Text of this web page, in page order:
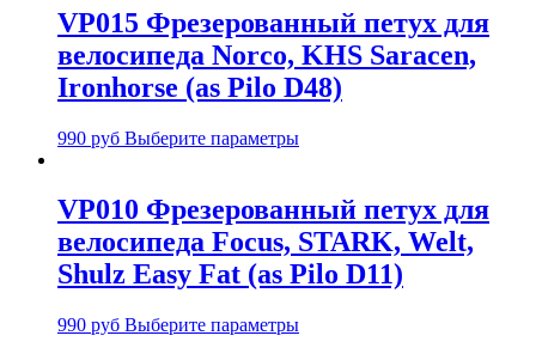
VP015 Фрезерованный петух для
велосипеда Norco, KHS Saracen,
Ironhorse (as Pilo D48)
990 руб Выберите параметры
VP010 Фрезерованный петух для
велосипеда Focus, STARK, Welt,
Shulz Easy Fat (as Pilo D11)
990 руб Выберите параметры